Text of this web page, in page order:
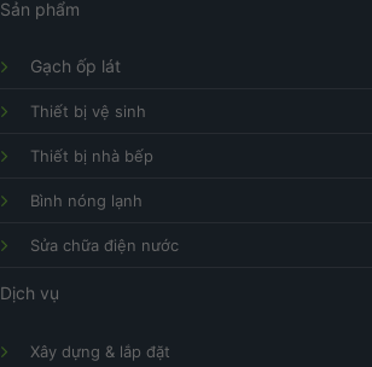
Sản phẩm
Gạch ốp lát
Thiết bị vệ sinh
Thiết bị nhà bếp
Bình nóng lạnh
Sửa chữa điện nước
Dịch vụ
Xây dựng & lắp đặt